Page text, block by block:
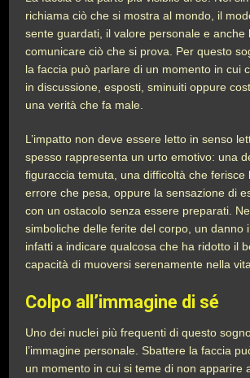
richiama ciò che si mostra al mondo, il
sente guardati, il valore personale e anche
comunicare ciò che si prova. Per questo
la faccia può parlare di un momento in cui
in discussione, esposti, sminuiti oppure
una verità che fa male.
L’impatto non deve essere letto in senso
spesso rappresenta un urto emotivo: una
figuraccia temuta, una difficoltà che ferisce
errore che pesa, oppure la sensazione di
con un ostacolo senza essere preparati.
simboliche delle ferite del corpo, un danno
infatti a indicare qualcosa che ha ridotto il
capacità di muoversi serenamente nella
Colpo all’immagine di sé
Uno dei nuclei più frequenti di questo
l’immagine personale. Sbattere la faccia
un momento in cui si teme di non apparire